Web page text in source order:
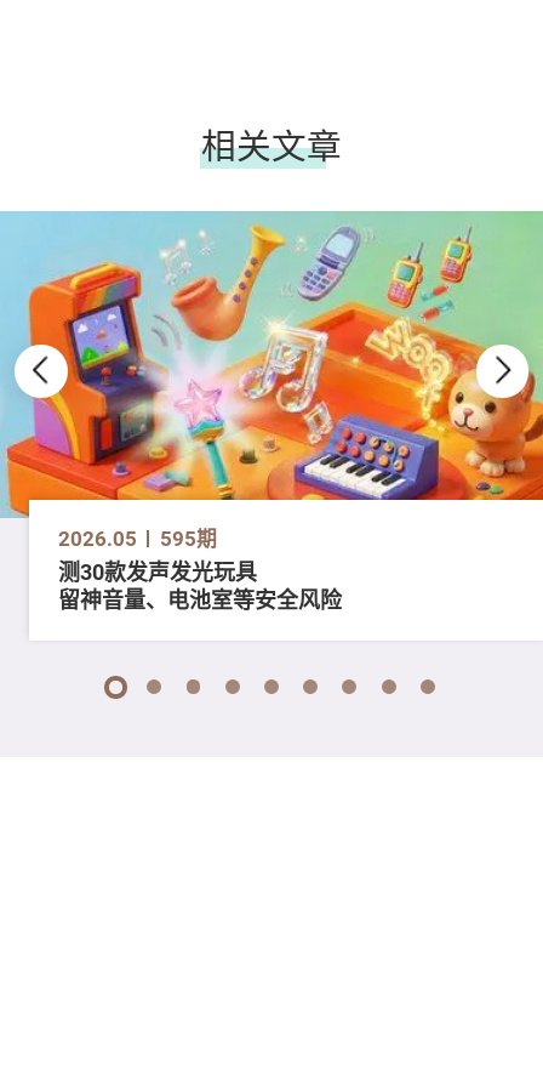
相关文章
2026.05 595期
测30款发声发光玩具
留神音量、电池室等安全风险
1 2 3 4 5 6 7 8 9